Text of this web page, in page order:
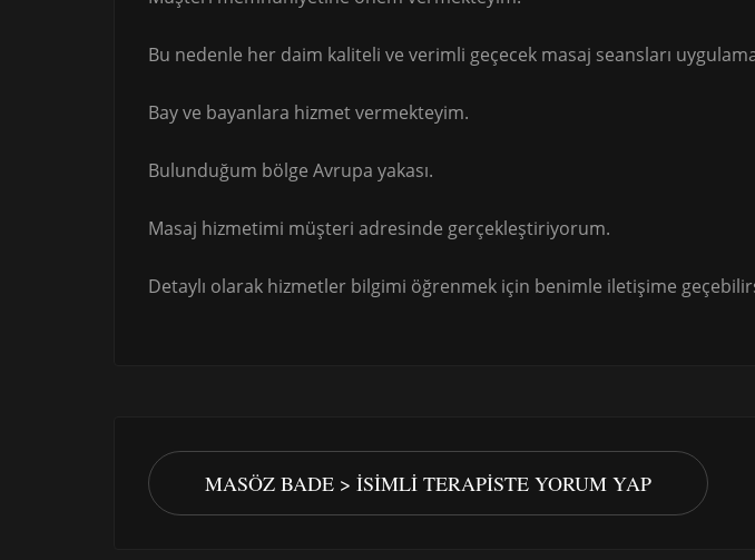
Bu nedenle her daim kaliteli ve verimli geçecek masaj seansları
Bay ve bayanlara hizmet vermekteyim.
Bulunduğum bölge Avrupa yakası.
Masaj hizmetimi müşteri adresinde gerçekleştiriyorum.
Detaylı olarak hizmetler bilgimi öğrenmek için benimle iletişime
MASÖZ BADE > İSIMLI TERAPISTE YORUM YAP